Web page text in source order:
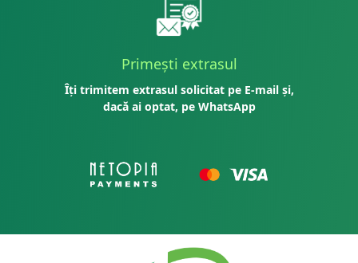
Primești extrasul
Îți trimitem extrasul solicitat pe E-mail și,
dacă ai optat, pe WhatsApp